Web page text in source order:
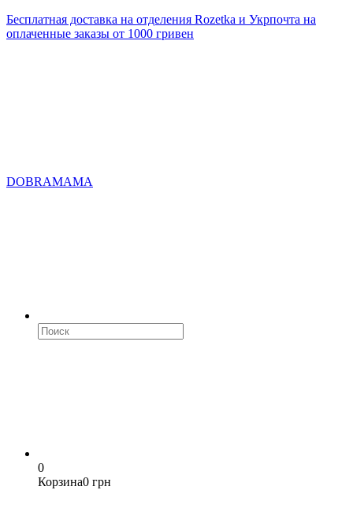
Бесплатная доставка на отделения Rozetka и Укрпочта на
оплаченные заказы от 1000 гривен
DOBRAMAMA
0
Корзина0 грн